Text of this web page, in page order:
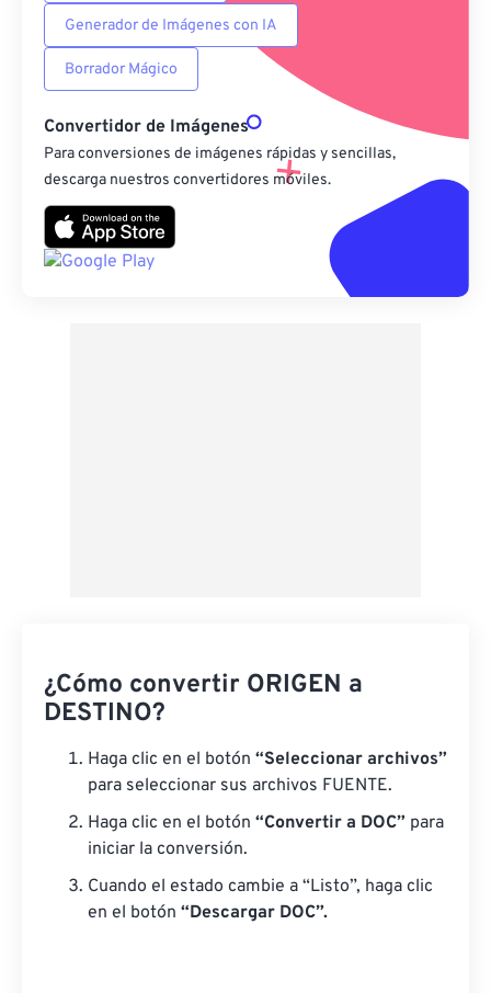
Generador de Imágenes con IA
Borrador Mágico
Convertidor de Imágenes
Para conversiones de imágenes rápidas y sencillas,
descarga nuestros convertidores móviles.
¿Cómo convertir ORIGEN a
DESTINO?
Haga clic en el botón “Seleccionar archivos”
para seleccionar sus archivos FUENTE.
Haga clic en el botón “Convertir a DOC” para
iniciar la conversión.
Cuando el estado cambie a “Listo”, haga clic
en el botón “Descargar DOC”.